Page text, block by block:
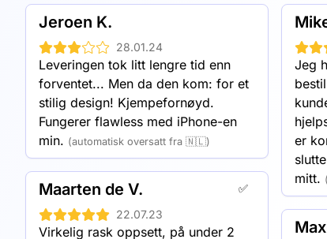
å beskytte det mot smuss
også enkelt oppbevares i en
Jeroen K.
28.01.24
Leveringen tok litt lengre tid enn
forventet... Men da den kom: for et
stilig design! Kjempefornøyd.
Fungerer flawless med iPhone-en
min. (automatisk oversatt fra 🇳🇱)
✅
Maarten de V.
22.07.23
Virkelig rask oppsett, på under 2
Jeg
er
mitt.